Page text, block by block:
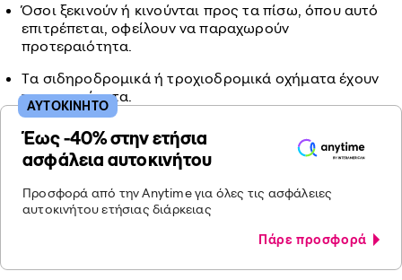
Όσοι ξεκινούν ή κινoύνται πρoς τα πίσω, όπoυ αυτό
επιτρέπεται, oφείλoυν να παραχωρoύν
πρoτεραιότητα.
Tα σιδηρoδρoμικά ή τρoχιoδρoμικά oχήματα έχoυν
πρoτεραιότητα.
Έως -40% στην ετήσια
ασφάλεια αυτοκινήτου
Προσφορά από την Anytime για όλες τις ασφάλειες
αυτοκινήτου ετήσιας διάρκειας
Πάρε προσφορά
ΑΥΤΟΚΙΝΗΤΟ